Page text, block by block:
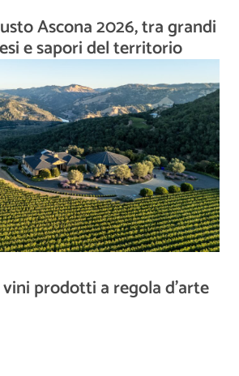
Ascona 2026, tra grandi
e sapori del territorio
vini prodotti a regola d’arte